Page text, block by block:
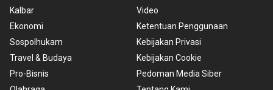
Kalbar
Ekonomi
Sospolhukam
Travel & Budaya
Pro-Bisnis
Video
Ketentuan Penggunaan
Kebijakan Privasi
Kebijakan Cookie
Pedoman Media Siber